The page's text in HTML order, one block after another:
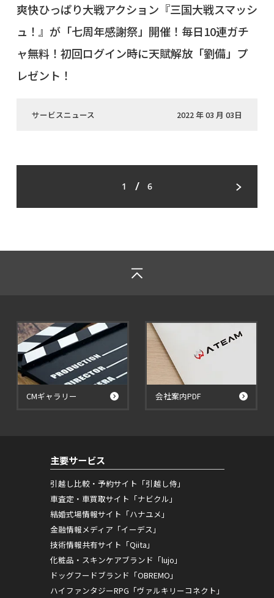
爽快ひっぱり大戦アクション『三国大戦スマッシ
ュ！』が「七周年感謝祭」開催！毎日10連ガチ
ャ無料！初回ログイン時に天賦解放「劉備」プ
レゼント！
サービスニュース 2022 年 03 月 03日
1 / 6
CMギャラリー 会社案内PDF
主要サービス
引越し比較・予約サイト「引越し侍」
車査定・車買取サイト「ナビクル」
結婚式場情報サイト「ハナユメ」
金融情報メディア「イーデス」
技術情報共有サイト「Qiita」
化粧品・スキンケアブランド「lujo」
ドッグフードブランド「OBREMO」
ハイファンタジーRPG「ヴァルキリーコネクト」